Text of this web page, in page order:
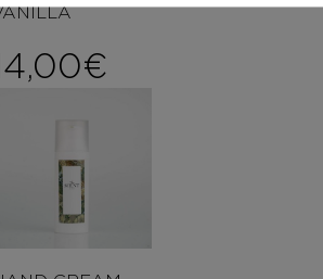
through
€